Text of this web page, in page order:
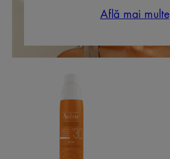
Află mai multe
SPF
30